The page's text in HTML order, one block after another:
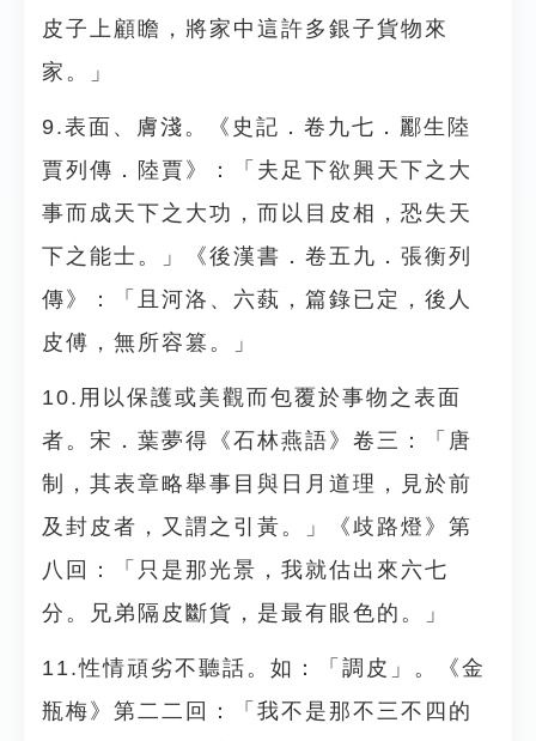
皮子上顧瞻，將家中這許多銀子貨物來
家。」
9.表面、膚淺。《史記．卷九七．酈生陸
賈列傳．陸賈》：「夫足下欲興天下之大
事而成天下之大功，而以目皮相，恐失天
下之能士。」《後漢書．卷五九．張衡列
傳》：「且河洛、六蓺，篇錄已定，後人
皮傅，無所容篡。」
10.用以保護或美觀而包覆於事物之表面
者。宋．葉夢得《石林燕語》卷三：「唐
制，其表章略舉事目與日月道理，見於前
及封皮者，又謂之引黃。」《歧路燈》第
八回：「只是那光景，我就估出來六七
分。兄弟隔皮斷貨，是最有眼色的。」
11.性情頑劣不聽話。如：「調皮」。《金
瓶梅》第二二回：「我不是那不三不四的